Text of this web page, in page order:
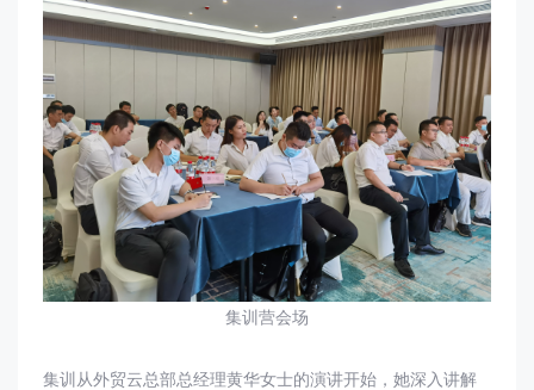
集训营会场
集训从外贸云总部总经理黄华女士的演讲开始，她深入讲解